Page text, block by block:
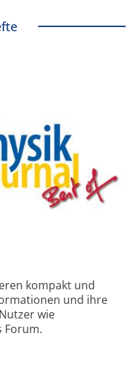
kompakt und
und ihre
wie
Forum.